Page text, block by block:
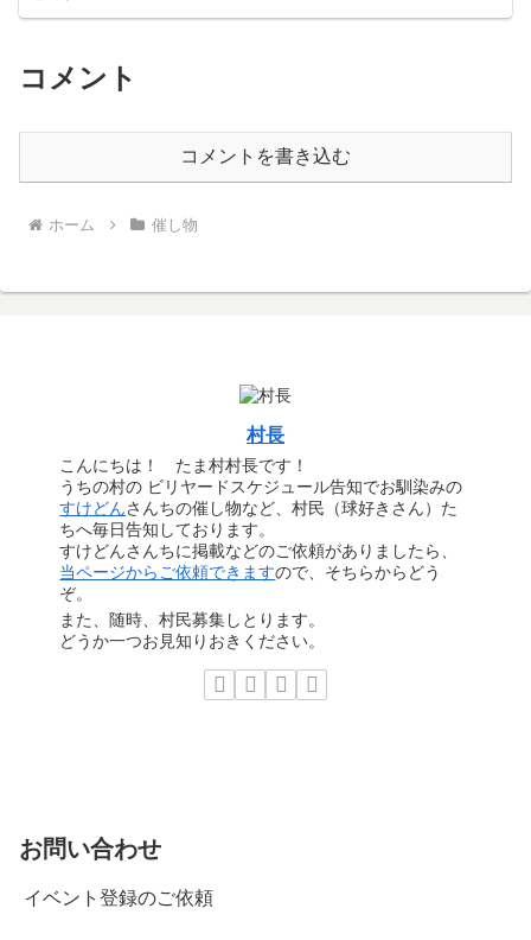
コメント
コメントを書き込む
ホーム 催し物
村長
こんにちは！ たま村村長です！
うちの村の ビリヤードスケジュール告知でお馴染みの
すけどんさんちの催し物など、村民（球好きさん）た
ちへ毎日告知しております。
すけどんさんちに掲載などのご依頼がありましたら、
当ページからご依頼できますので、そちらからどう
ぞ。
また、随時、村民募集しとります。
どうか一つお見知りおきください。
お問い合わせ
イベント登録のご依頼